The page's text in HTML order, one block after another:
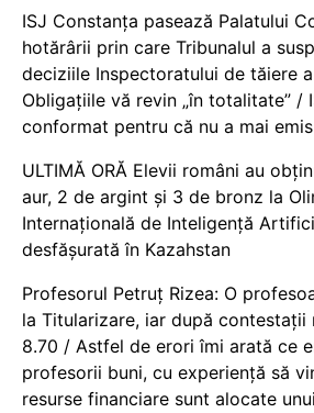
ISJ Constanța pasează Palatului
hotărârii prin care Tribunalul a
deciziile Inspectoratului de tăiere
Obligațiile vă revin „în totalitate” /
conformat pentru că nu a mai
ULTIMĂ ORĂ Elevii români au
aur, 2 de argint și 3 de bronz la
Internațională de Inteligență
desfășurată în Kazahstan
Profesorul Petruț Rizea: O
la Titularizare, iar după contestații
8.70 / Astfel de erori îmi arată ce
profesorii buni, cu experiență să
resurse financiare sunt alocate